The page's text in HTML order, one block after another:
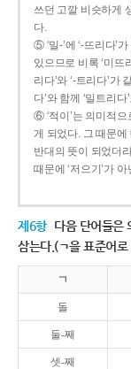
쓰던 고깔 비슷하게
다.
⑤ ‘밀-’에 ‘-뜨리다’
있으므로 비록 ‘미뜨
리다’와 ‘-트리다’가
다’와 함께 ‘밀트리
⑥ ‘적이’는 의미적으
게 되었다. 그 때문에
반대의 뜻이 되었더
때문에 ‘저으기’가
제6항 다음 단어들은
삼는다.(ㄱ을 표준어
ㄱ
돌
둘-째
셋-째